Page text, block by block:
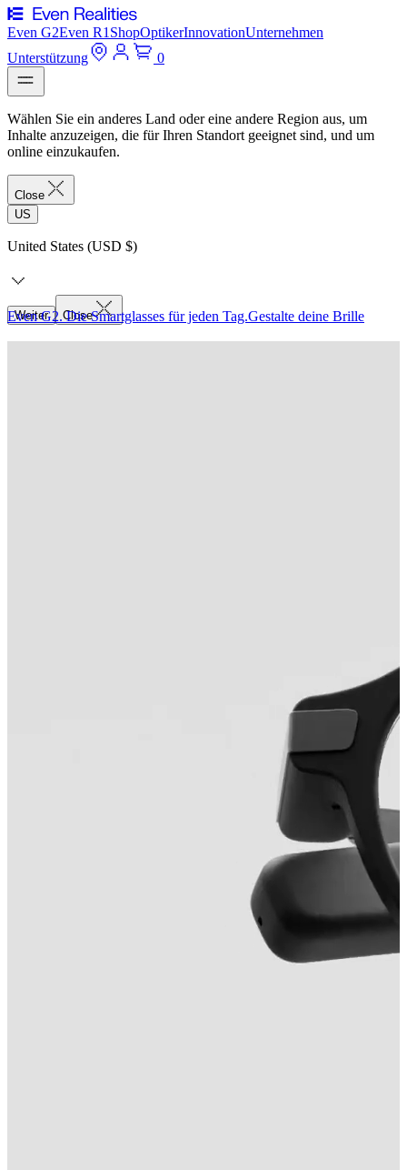
Even G2Even R1 ShopOptikerInnovationUnternehmen
Unterstützung
0
Wählen Sie ein anderes Land oder eine andere Region aus, um
Inhalte anzuzeigen, die für Ihren Standort geeignet sind, und um
online einzukaufen.
Close
US
United States (USD $)
Weiter Close
Even G2. Die Smartglasses für jeden Tag.Gestalte deine Brille